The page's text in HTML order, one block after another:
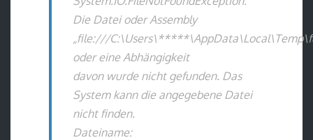
Die Datei oder Assembly
„file:///
oder eine Abhängigkeit
davon wurde nicht gefunden. Das
System kann die angegebene Datei
nicht finden.
Dateiname: